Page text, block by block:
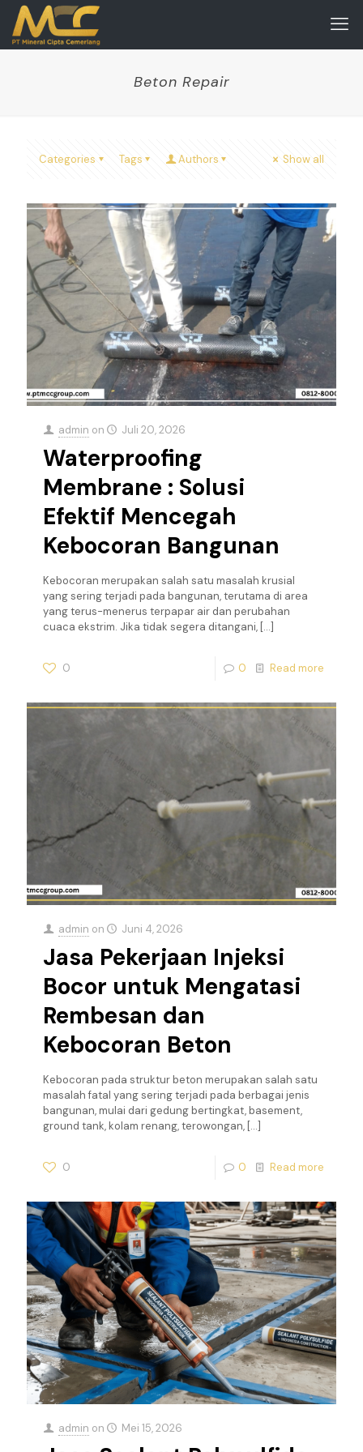
Beton Repair
Categories Tags Authors Show all
admin on Juli 20, 2026
Waterproofing
Membrane : Solusi
Efektif Mencegah
Kebocoran Bangunan
Kebocoran merupakan salah satu masalah krusial
yang sering terjadi pada bangunan, terutama di area
yang terus-menerus terpapar air dan perubahan
cuaca ekstrim. Jika tidak segera ditangani, […]
0 0 Read more
admin on Juni 4, 2026
Jasa Pekerjaan Injeksi
Bocor untuk Mengatasi
Rembesan dan
Kebocoran Beton
Kebocoran pada struktur beton merupakan salah satu
masalah fatal yang sering terjadi pada berbagai jenis
bangunan, mulai dari gedung bertingkat, basement,
ground tank, kolam renang, terowongan, […]
0 0 Read more
admin on Mei 15, 2026